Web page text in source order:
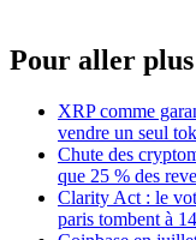
Pour aller
XRP comme
vendre un seul
Chute des
que 25 % des
Clarity Act : le
paris tombent à